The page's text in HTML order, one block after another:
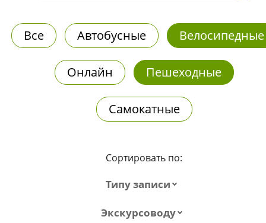
Все Автобусные Велосипедные
Онлайн Пешеходные
Самокатные
Сортировать по:
Типу записи
Экскурсоводу